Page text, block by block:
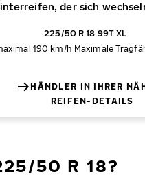
der sich
225/50 R 18 99T XL
190 km/h Maximale
HÄNDLER IN IHRER
REIFEN-DETAILS
50 R 18?